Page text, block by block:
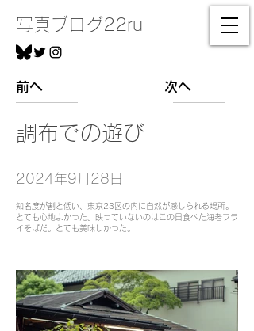
写真ブログ22ru
前へ 次へ
調布での遊び
2024年9月28日
知名度が割と低い、東京23区の内に自然が感じられる場所。
とても心地よかった。映っていないのはこの日食べた海老フラ
イそばだ。とても美味しかった。